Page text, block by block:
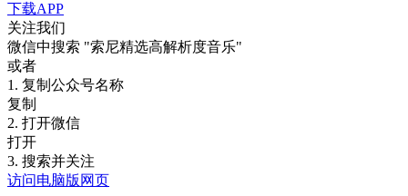
下载APP
关注我们
微信中搜索 "索尼精选高解析度音乐"
或者
1. 复制公众号名称
复制
2. 打开微信
打开
3. 搜索并关注
访问电脑版网页